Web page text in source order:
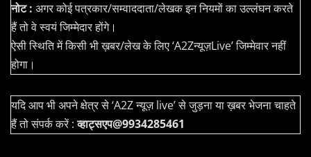
नोट : अगर कोई पत्रकार/सम्वाददाता/लेखक इन नियमों का उल्लंघन करते
हैं तो वे स्वयं जिम्मेदार होंगे।
ऐसी स्थिति में किसी भी ख़बर/लेख के लिए ‘A2Zन्यूज़Live’ जिम्मेवार नहीं
होगा।
यदि आप भी अपने क्षेत्र से ‘A2Z न्यूज़ live’ से जुड़ना या ख़बर भेजना चाहते
हैं तो संपर्क करें :व्हाट्सएप@9934285461